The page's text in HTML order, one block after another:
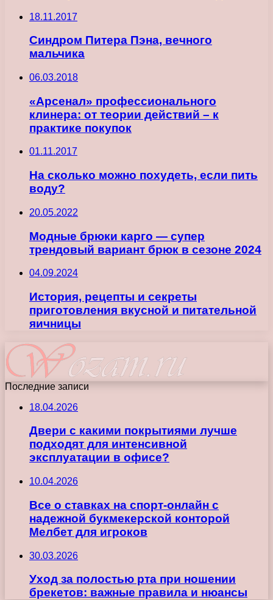
18.11.2017
Синдром Питера Пэна, вечного
мальчика
06.03.2018
«Арсенал» профессионального
клинера: от теории действий – к
практике покупок
01.11.2017
На сколько можно похудеть, если пить
воду?
20.05.2022
Модные брюки карго — супер
трендовый вариант брюк в сезоне 2024
04.09.2024
История, рецепты и секреты
приготовления вкусной и питательной
яичницы
Последние записи
18.04.2026
Двери с какими покрытиями лучше
подходят для интенсивной
эксплуатации в офисе?
10.04.2026
Все о ставках на спорт-онлайн с
надежной букмекерской конторой
Мелбет для игроков
30.03.2026
Уход за полостью рта при ношении
брекетов: важные правила и нюансы